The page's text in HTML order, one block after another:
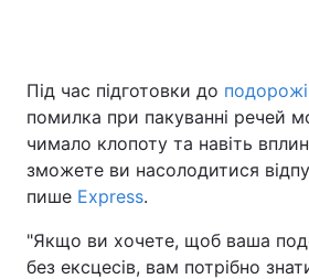
Під час підготовки до подорожі
помилка при пакуванні речей
чимало клопоту та навіть
зможете ви насолодитися
пише Express.
"Якщо ви хочете, щоб ваша
без ексцесів, вам потрібно